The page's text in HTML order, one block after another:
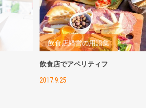
飲食店経営の用語集
飲食店でアペリティフ
2017.9.25